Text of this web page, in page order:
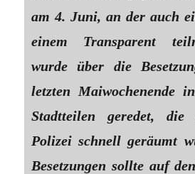
am 4. Juni, an der auch
einem Transparent
wurde über die
letzten Maiwochenende
Stadtteilen geredet,
Polizei schnell geräumt
Besetzungen sollte auf